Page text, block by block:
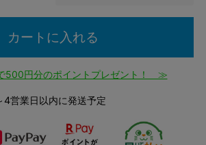
カートに入れる
500円分のポイントプレゼント！ ≫
営業日以内に発送予定